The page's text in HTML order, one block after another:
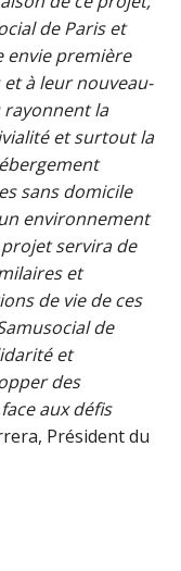
de Paris et
envie première
à leur nouveau-
la
et surtout la
sans domicile
environnement
servira de
et
de vie de ces
de
et
des
aux défis
Président du